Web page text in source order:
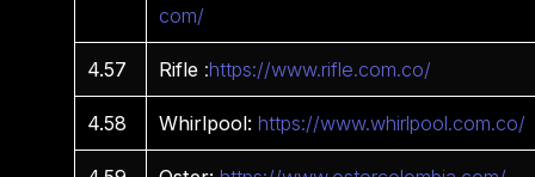
com/
4.57 Rifle :https://www.rifle.com.co/
4.58 Whirlpool: https://www.whirlpool.com.co/